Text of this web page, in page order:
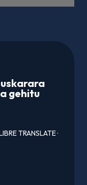
gehitu
TRANSLATE·